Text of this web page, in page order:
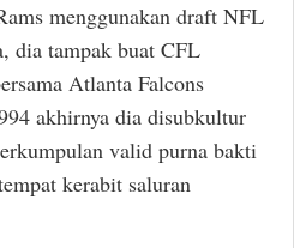
menggunakan draft NFL
dia tampak buat CFL
Atlanta Falcons
akhirnya dia disubkultur
valid purna bakti
kerabit saluran